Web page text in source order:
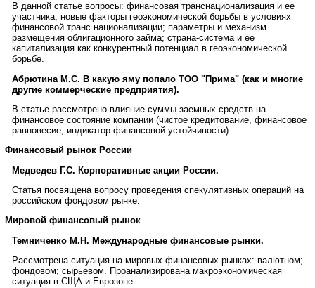
В данной статье вопросы: финансовая транснационализация и ее
участника; новые факторы геоэкономической борьбы в условиях
финансовой транс национализации; параметры и механизм
размещения облигационного займа; страна-система и ее
капитализация как конкурентный потенциал в геоэкономической
борьбе.
Абрютина М.С. В какую яму попало ТОО "Прима" (как и многие
другие коммерческие предприятия).
В статье рассмотрено влияние суммы заемных средств на
финансовое состояние компании (чистое кредитование, финансовое
равновесие, индикатор финансовой устойчивости).
Финансовый рынок России
Медведев Г.С. Корпоративные акции России.
Статья посвящена вопросу проведения спекулятивных операций на
российском фондовом рынке.
Мировой финансовый рынок
Темниченко М.Н. Международные финансовые рынки.
Рассмотрена ситуация на мировых финансовых рынках: валютном;
фондовом; сырьевом. Проанализирована макроэкономическая
ситуация в СЩА и Еврозоне.